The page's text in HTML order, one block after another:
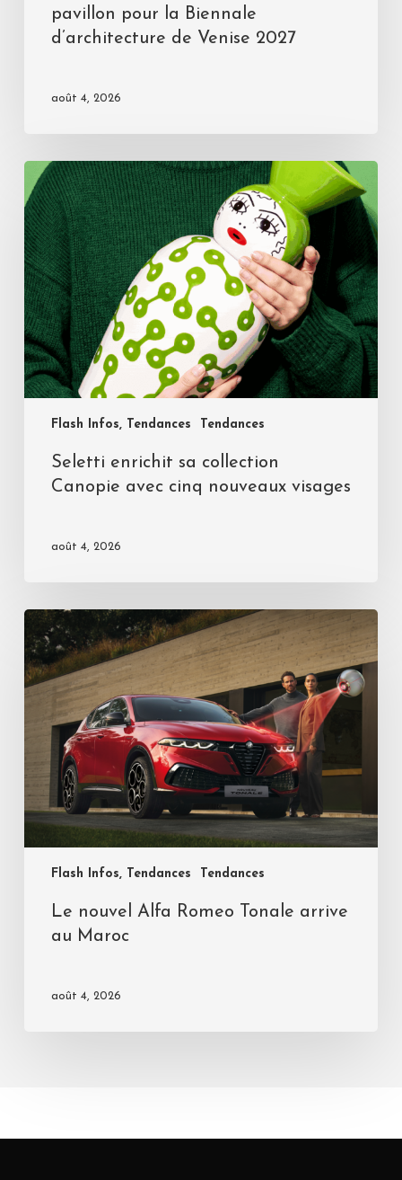
pavillon pour la Biennale
d’architecture de Venise 2027
août 4, 2026
Flash Infos, Tendances Tendances
Seletti enrichit sa collection
Canopie avec cinq nouveaux visages
août 4, 2026
Flash Infos, Tendances Tendances
Le nouvel Alfa Romeo Tonale arrive
au Maroc
août 4, 2026